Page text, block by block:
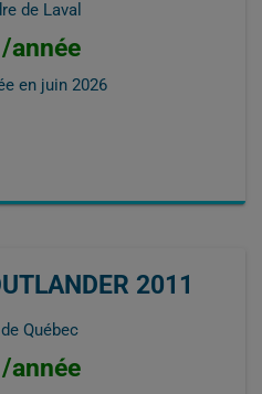
de Laval
année
en juin 2026
2011
Québec
année